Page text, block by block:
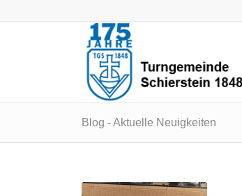
Blog - Aktuelle Neuigkeiten